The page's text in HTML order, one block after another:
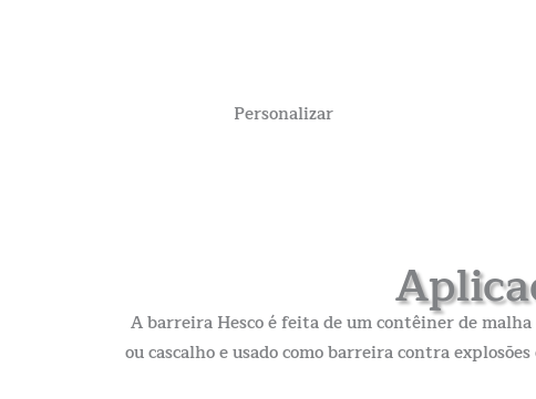
Personalizar
A barreira Hesco é feita de um contêiner de
ou cascalho e usado como barreira contra